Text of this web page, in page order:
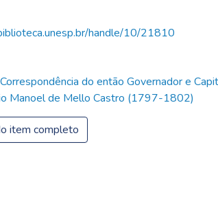
handle/10/21810
do então Governador e
Manoel de Mello Castro (1797-1802)
item completo